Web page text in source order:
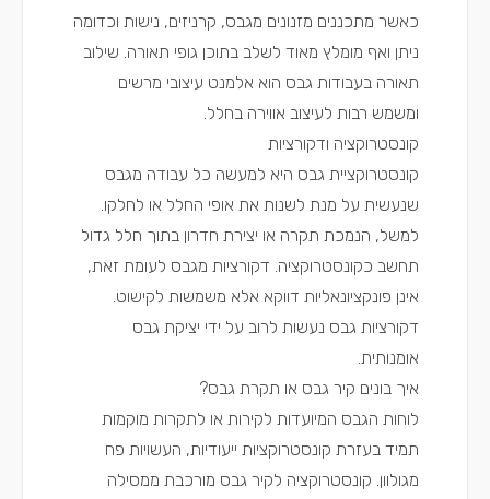
כאשר מתכננים מזנונים מגבס, קרניזים, נישות וכדומה
ניתן ואף מומלץ מאוד לשלב בתוכן גופי תאורה. שילוב
תאורה בעבודות גבס הוא אלמנט עיצובי מרשים
ומשמש רבות לעיצוב אווירה בחלל.
קונסטרוקציה ודקורציות
קונסטרוקציית גבס היא למעשה כל עבודה מגבס
שנעשית על מנת לשנות את אופי החלל או לחלקו.
למשל, הנמכת תקרה או יצירת חדרון בתוך חלל גדול
תחשב כקונסטרוקציה. דקורציות מגבס לעומת זאת,
אינן פונקציונאליות דווקא אלא משמשות לקישוט.
דקורציות גבס נעשות לרוב על ידי יציקת גבס
אומנותית.
איך בונים קיר גבס או תקרת גבס?
לוחות הגבס המיועדות לקירות או לתקרות מוקמות
תמיד בעזרת קונסטרוקציות ייעודיות, העשויות פח
מגולוון. קונסטרוקציה לקיר גבס מורכבת ממסילה